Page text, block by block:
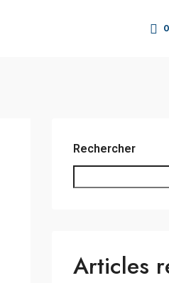
Rechercher
Articles